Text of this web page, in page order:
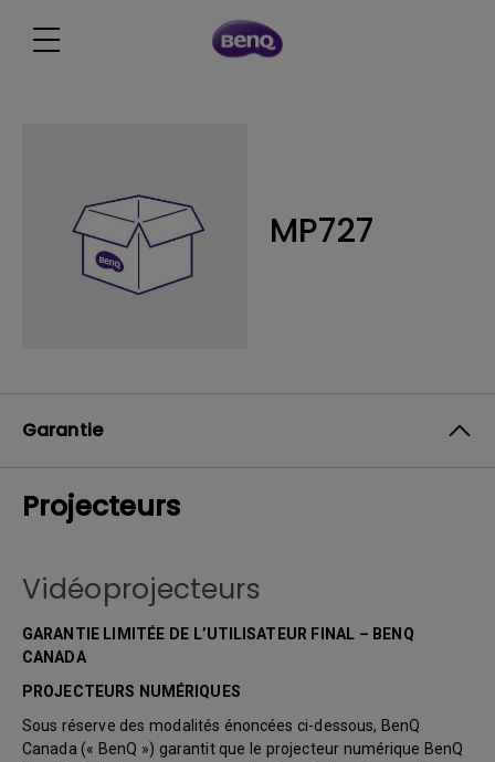
MP727
Garantie
Projecteurs
Vidéoprojecteurs
GARANTIE LIMITÉE DE L’UTILISATEUR FINAL – BENQ
CANADA
PROJECTEURS NUMÉRIQUES
Sous réserve des modalités énoncées ci-dessous, BenQ
Canada (« BenQ ») garantit que le projecteur numérique BenQ